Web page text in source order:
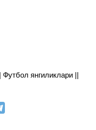
Футбол янгиликлари ||